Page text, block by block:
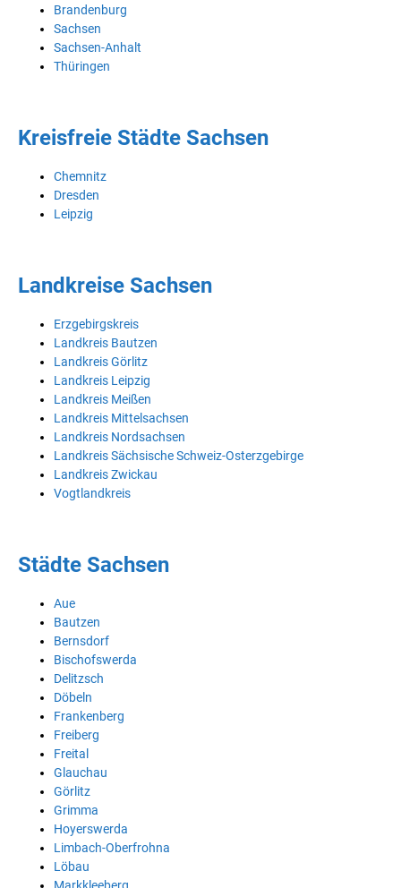
Brandenburg
Sachsen
Sachsen-Anhalt
Thüringen
Kreisfreie Städte Sachsen
Chemnitz
Dresden
Leipzig
Landkreise Sachsen
Erzgebirgskreis
Landkreis Bautzen
Landkreis Görlitz
Landkreis Leipzig
Landkreis Meißen
Landkreis Mittelsachsen
Landkreis Nordsachsen
Landkreis Sächsische Schweiz-Osterzgebirge
Landkreis Zwickau
Vogtlandkreis
Städte Sachsen
Aue
Bautzen
Bernsdorf
Bischofswerda
Delitzsch
Döbeln
Frankenberg
Freiberg
Freital
Glauchau
Görlitz
Grimma
Hoyerswerda
Limbach-Oberfrohna
Löbau